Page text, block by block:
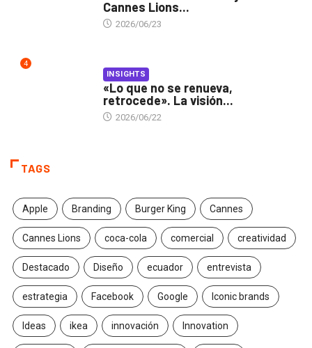
Cannes Lions...
2026/06/23
4
INSIGHTS
«Lo que no se renueva,
retrocede». La visión...
2026/06/22
TAGS
Apple Branding Burger King Cannes
Cannes Lions coca-cola comercial creatividad
Destacado Diseño ecuador entrevista
estrategia Facebook Google Iconic brands
Ideas ikea innovación Innovation